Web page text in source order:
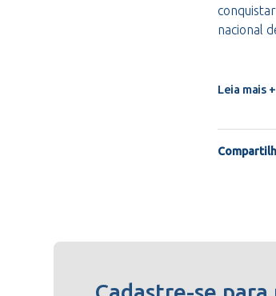
nacional
Leia mais +